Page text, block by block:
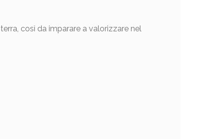
così da imparare a valorizzare nel